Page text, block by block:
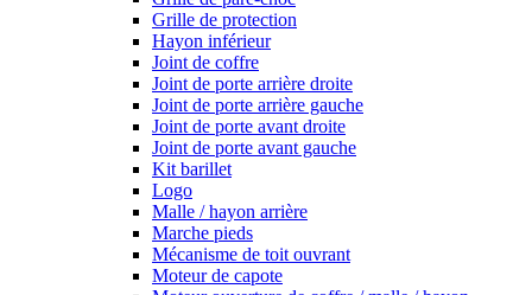
Grille de protection
Hayon inférieur
Joint de coffre
Joint de porte arrière droite
Joint de porte arrière gauche
Joint de porte avant droite
Joint de porte avant gauche
Kit barillet
Logo
Malle / hayon arrière
Marche pieds
Mécanisme de toit ouvrant
Moteur de capote